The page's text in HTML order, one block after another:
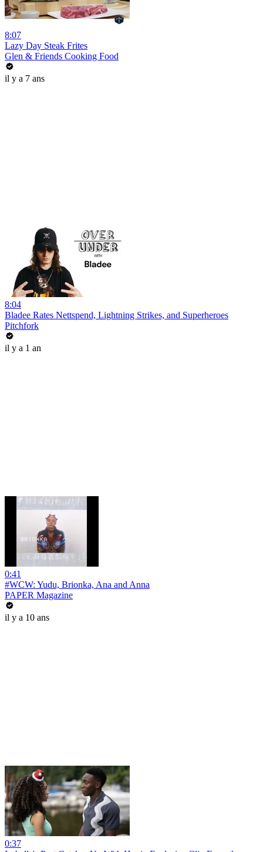
8:07
Lazy Day Steak Frites
Glen & Friends Cooking Food
il y a 7 ans
8:04
Bladee Rates Nettspend, Lightning Strikes, and Superheroes
Pitchfork
il y a 1 an
0:41
#WCW: Yudu, Brionka, Ana and Anna
PAPER Magazine
il y a 10 ans
0:37